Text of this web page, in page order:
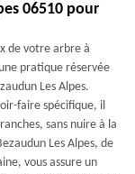
06510 pour
de votre arbre à
pratique réservée
Les Alpes.
faire spécifique, il
sans nuire à la
Les Alpes, de
vous assure un